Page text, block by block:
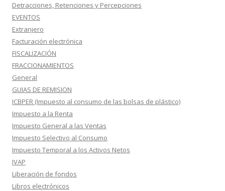
Detracciones, Retenciones y Percepciones
EVENTOS
Extranjero
Facturación electrónica
FISCALIZACIÓN
FRACCIONAMIENTOS
General
GUIAS DE REMISION
ICBPER (Impuesto al consumo de las bolsas de plástico)
Impuesto a la Renta
Impuesto General a las Ventas
Impuesto Selectivo al Consumo
Impuesto Temporal a los Activos Netos
IVAP
Liberación de fondos
Libros electrónicos